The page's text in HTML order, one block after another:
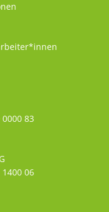
83
1400 06